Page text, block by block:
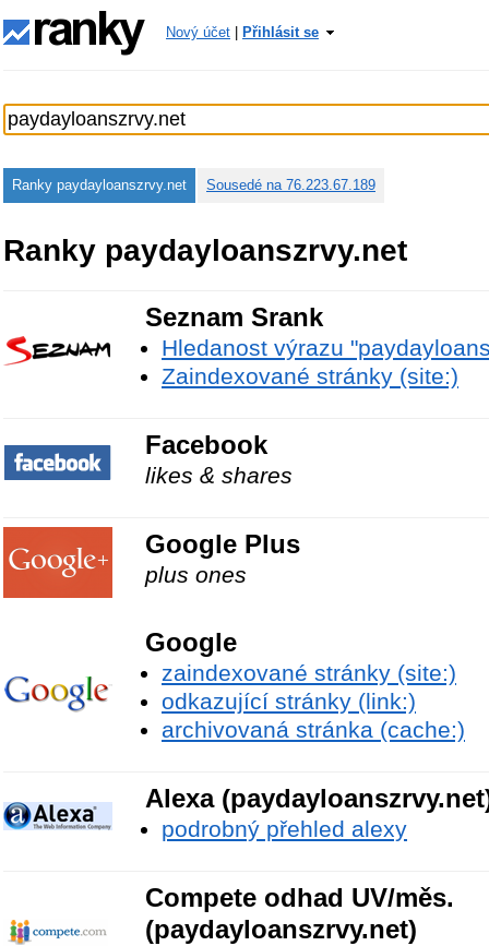
Nový účet Přihlásit se
Ranky paydayloanszrvy.net Sousedé na 76.223.67.189
Ranky paydayloanszrvy.net
Seznam Srank
Hledanost výrazu
Zaindexované stránky (site:)
Facebook
likes & shares
Google Plus
plus ones
Google
zaindexované stránky (site:)
odkazující stránky (link:)
archivovaná stránka (cache:)
Alexa
podrobný přehled alexy
Compete odhad UV/měs.
(paydayloanszrvy.net)